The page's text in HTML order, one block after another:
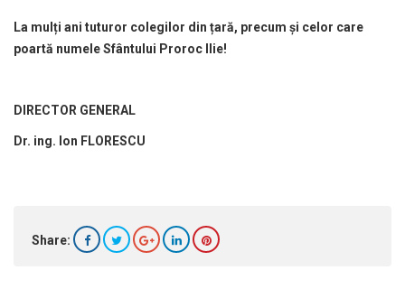
La mulți ani tuturor colegilor din țară, precum și celor care
poartă numele Sfântului Proroc Ilie!
DIRECTOR GENERAL
Dr. ing. Ion FLORESCU
Share: